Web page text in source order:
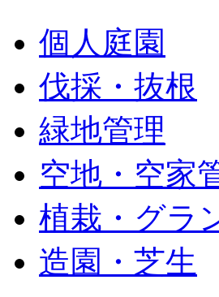
個人庭園
伐採・抜根
緑地管理
空地・空家
植栽・グラ
造園・芝生